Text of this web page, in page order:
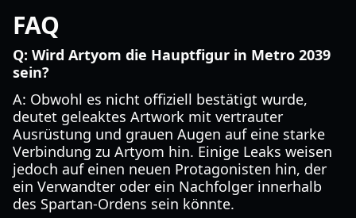
FAQ
Q: Wird Artyom die Hauptfigur in Metro 2039
sein?
A: Obwohl es nicht offiziell bestätigt wurde,
deutet geleaktes Artwork mit vertrauter
Ausrüstung und grauen Augen auf eine starke
Verbindung zu Artyom hin. Einige Leaks weisen
jedoch auf einen neuen Protagonisten hin, der
ein Verwandter oder ein Nachfolger innerhalb
des Spartan-Ordens sein könnte.